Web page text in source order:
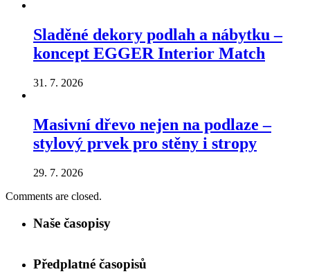
Sladěné dekory podlah a nábytku –
koncept EGGER Interior Match
31. 7. 2026
Masivní dřevo nejen na podlaze –
stylový prvek pro stěny i stropy
29. 7. 2026
Comments are closed.
Naše časopisy
Předplatné časopisů